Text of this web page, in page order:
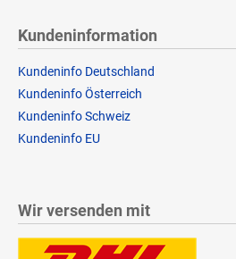
Kundeninformation
Kundeninfo Deutschland
Kundeninfo Österreich
Kundeninfo Schweiz
Kundeninfo EU
Wir versenden mit